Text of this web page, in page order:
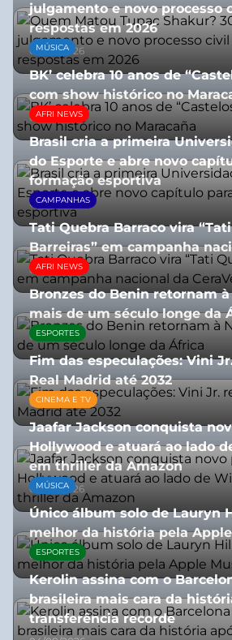
julgamento e novo processo
respostas em 2026
05/08/2026
MÚSICA
BK’ celebra 10 anos de
com show histórico no
06/08/2026
AFRI NEWS
Brasil cria a primeira
do Esporte e abre novo
formação esportiva
08/07/2026
CAMPANHAS
Tati Quebra Barraco vira
Barreiras” em campanha
08/07/2026
AFRI NEWS
Bronzes do Benin retornam
mais de um século longe da
08/07/2026
ESPORTES
Fim das especulações: Vini
Real Madrid até 2032
06/08/2026
CINEMA E TV
Jaafar Jackson conquista
Hollywood e atuará ao lado
em thriller da Amazon
06/08/2026
MÚSICA
Único álbum solo de Lauryn
melhor da história pela
06/08/2026
ESPORTES
Kerolin assina com o
brasileira mais cara da
transferência recorde